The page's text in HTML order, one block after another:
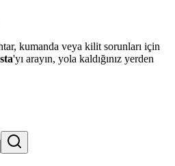
kumanda veya kilit sorunları için
'yı arayın, yola kaldığınız yerden